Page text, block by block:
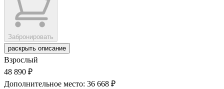
Забронировать
раскрыть описание
Взрослый
48 890 ₽
Дополнительное место: 36 668 ₽